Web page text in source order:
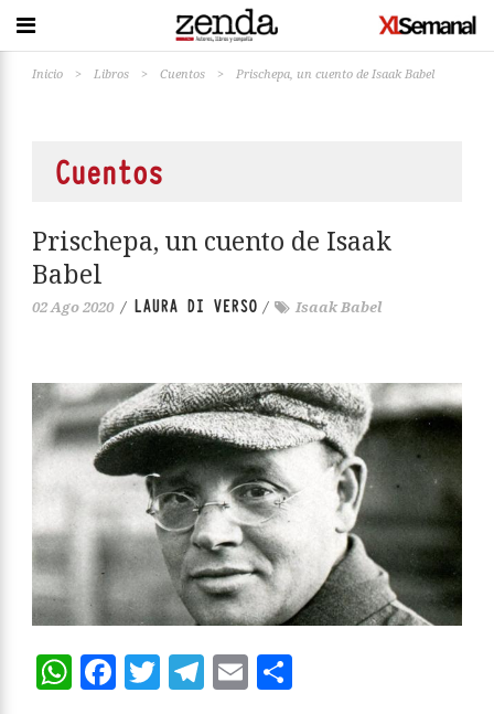
Inicio > Libros > Cuentos > Prischepa, un cuento de Isaak Babel
Cuentos
Prischepa, un cuento de Isaak
Babel
02 Ago 2020 / LAURA DI VERSO / Isaak Babel
WhatsApp
Facebook
Twitter
Telegram
Email